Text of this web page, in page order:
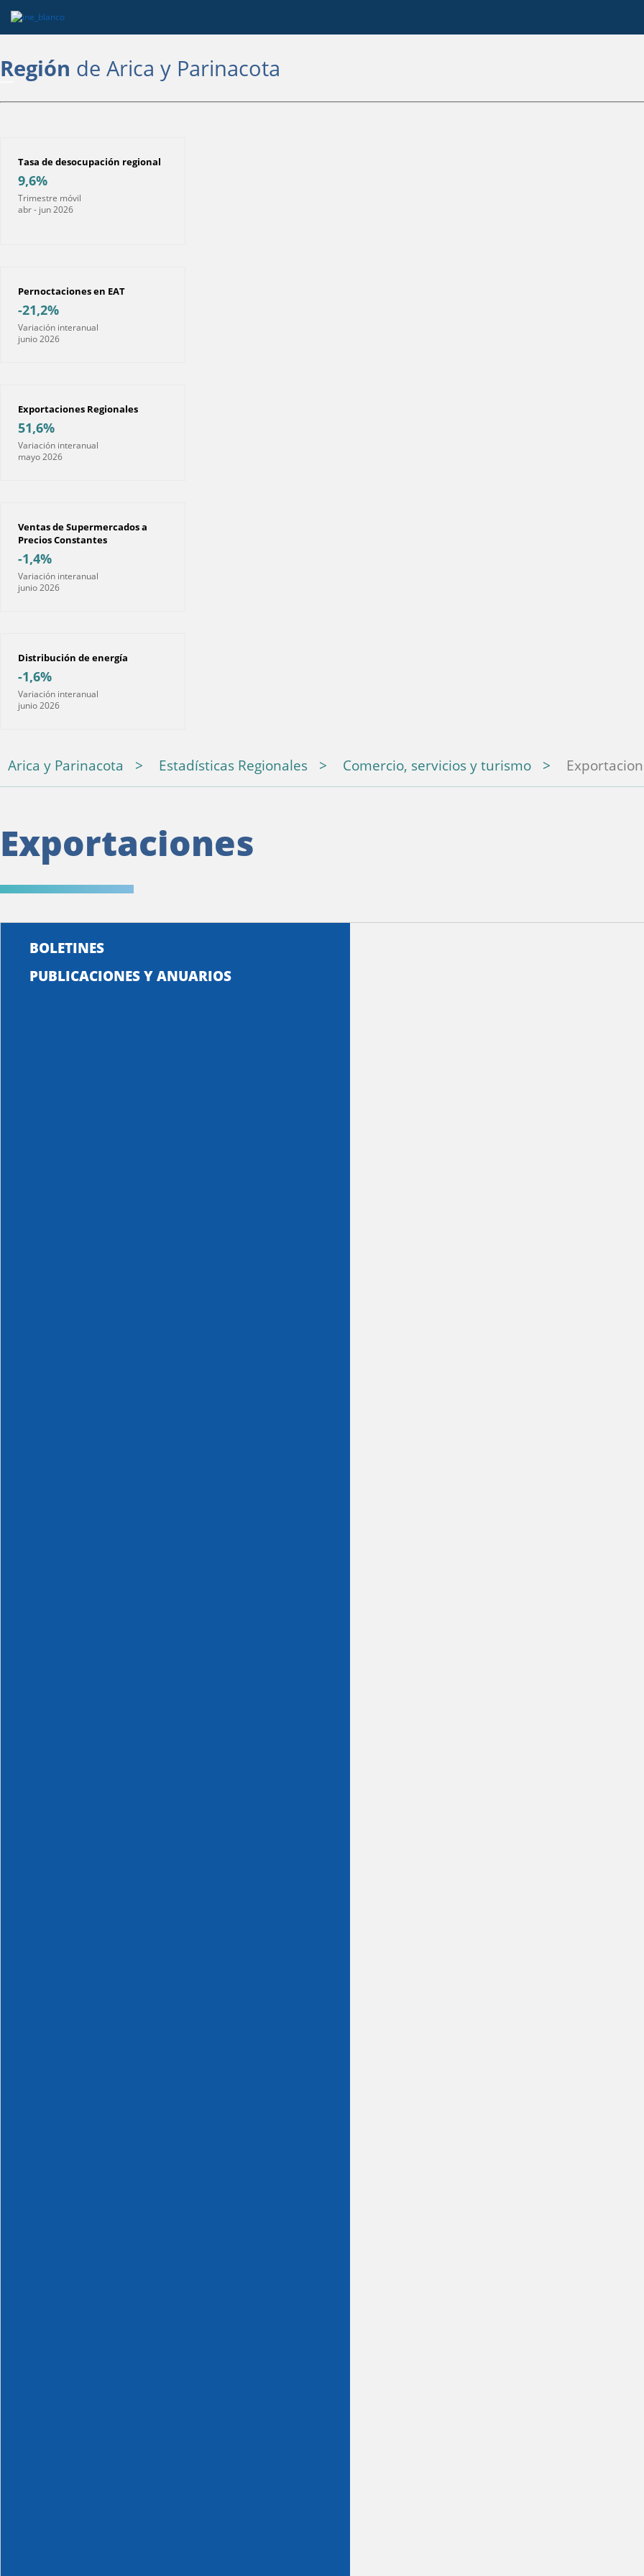
Región de Arica y Parinacota
Tasa de desocupación regional
9,6%
Trimestre móvil
abr - jun 2026
Pernoctaciones en EAT
-21,2%
Variación interanual
junio 2026
Exportaciones Regionales
51,6%
Variación interanual
mayo 2026
Ventas de Supermercados a
Precios Constantes
-1,4%
Variación interanual
junio 2026
Distribución de energía
-1,6%
Variación interanual
junio 2026
Arica y Parinacota Estadísticas Regionales Comercio, servicios y turismo
Exportaciones
BOLETINES
PUBLICACIONES Y ANUARIOS